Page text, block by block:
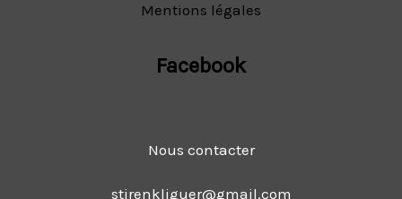
Mentions légales
Facebook
Nous contacter
stirenkliguer@gmail.com